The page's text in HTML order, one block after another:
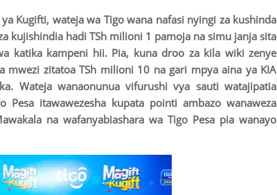
Kugifti, wateja wa Tigo wana nafasi nyingi za kushinda
kujishindia hadi TSh milioni 1 pamoja na simu janja sita
katika kampeni hii. Pia, kuna droo za kila wiki zenye
zitatoa TSh milioni 10 na gari mpya aina ya KIA
Wateja wanaonunua vifurushi vya sauti watajipatia
itawawezesha kupata pointi ambazo wanaweza
na wafanyabiashara wa Tigo Pesa pia wanayo